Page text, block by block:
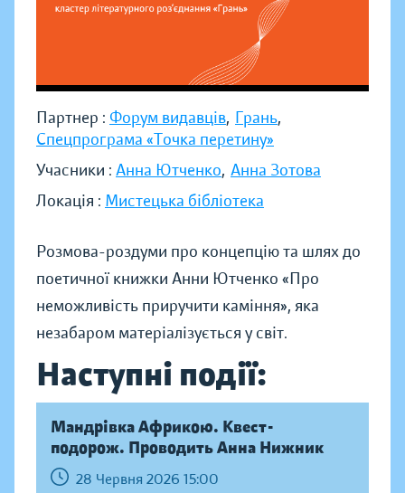
Партнер : Форум видавців, Грань,
Спецпрограма «Точка перетину»
Учасники : Анна Ютченко, Анна Зотова
Локація : Мистецька бібліотека
Розмова-роздуми про концепцію та шлях до
поетичної книжки Анни Ютченко «Про
неможливість приручити каміння», яка
незабаром матеріалізується у світ.
Наступні події:
Мандрівка Африкою. Квест-
подорож. Проводить Анна Нижник
28 Червня 2026 15:00